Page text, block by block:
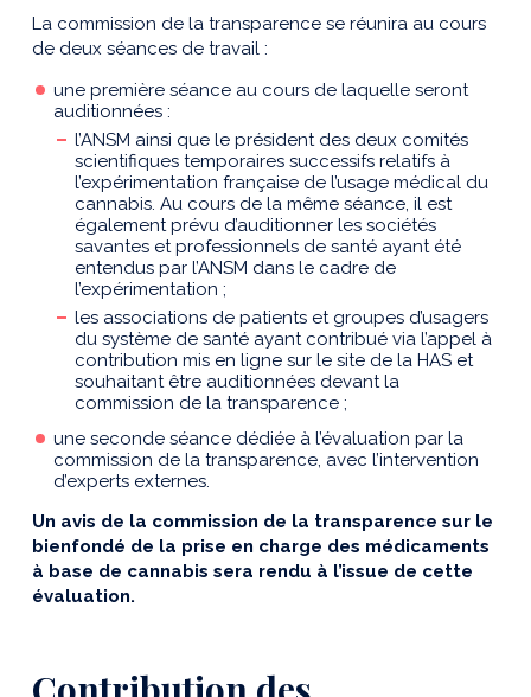
La commission de la transparence se réunira au cours
de deux séances de travail :
une première séance au cours de laquelle seront
auditionnées :
l’ANSM ainsi que le président des deux comités
scientifiques temporaires successifs relatifs à
l’expérimentation française de l’usage médical du
cannabis. Au cours de la même séance, il est
également prévu d’auditionner les sociétés
savantes et professionnels de santé ayant été
entendus par l’ANSM dans le cadre de
l’expérimentation ;
les associations de patients et groupes d’usagers
du système de santé ayant contribué via l’appel à
contribution mis en ligne sur le site de la HAS et
souhaitant être auditionnées devant la
commission de la transparence ;
une seconde séance dédiée à l’évaluation par la
commission de la transparence, avec l’intervention
d’experts externes.
Un avis de la commission de la transparence sur le
bienfondé de la prise en charge des médicaments
à base de cannabis sera rendu à l’issue de cette
évaluation.